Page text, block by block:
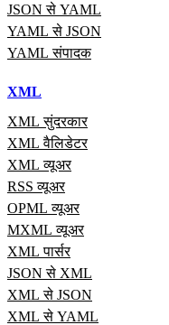
JSON से YAML
YAML से JSON
YAML संपादक
XML
XML सुंदरकार
XML वैलिडेटर
XML व्यूअर
RSS व्यूअर
OPML व्यूअर
MXML व्यूअर
XML पार्सर
JSON से XML
XML से JSON
XML से YAML